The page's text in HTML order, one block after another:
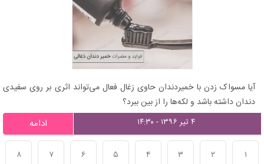
آیا مسواک زدن با خمیردندان حاوی زغال فعال می‌تواند اثری بر روی سفیدی
دندان داشته باشد و لکه‌ها را از بین ببرد؟
۴ تیر ۱۳۹۶ - ۱۴:۳۰ ادامه
۱ ۲ ۳ ۴ ۵ ۶ ۷ ۸